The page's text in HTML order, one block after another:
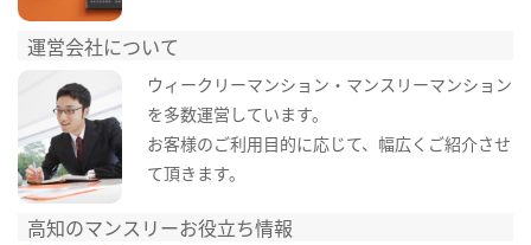
運営会社について
ウィークリーマンション・マンスリーマンション
を多数運営しています。
お客様のご利用目的に応じて、幅広くご紹介させ
て頂きます。
高知のマンスリーお役立ち情報